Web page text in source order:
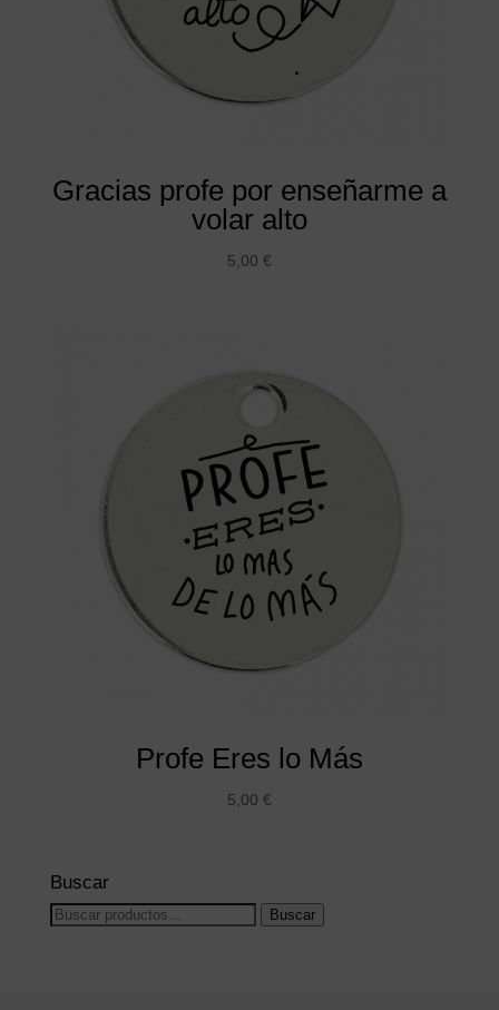
Gracias profe por enseñarme a
volar alto
5,00 €
Profe Eres lo Más
5,00 €
Buscar
Buscar
Buscar